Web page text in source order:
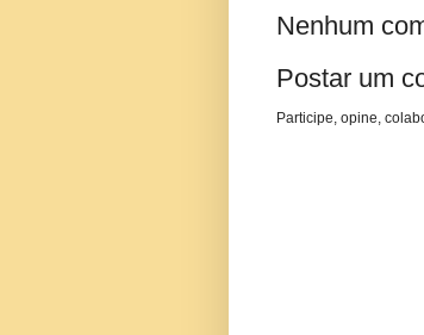
Nenhum
Postar um
Participe, opine,